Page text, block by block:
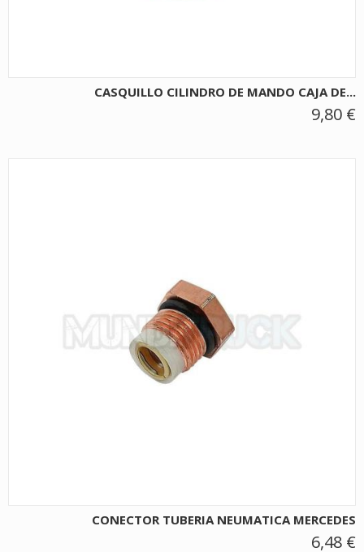
CASQUILLO CILINDRO DE MANDO CAJA DE...
9,80 €
CONECTOR TUBERIA NEUMATICA MERCEDES
6,48 €